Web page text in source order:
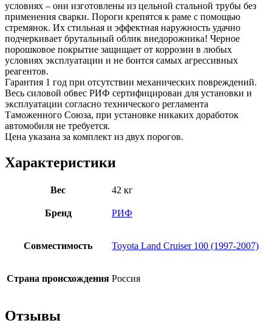
условиях – они изготовлены из цельной стальной трубы без
применения сварки. Пороги крепятся к раме с помощью
стремянок. Их стильная и эффектная наружность удачно
подчеркивает брутальный облик внедорожника! Черное
порошковое покрытие защищает от коррозии в любых
условиях эксплуатации и не боится самых агрессивных
реагентов.
Гарантия 1 год при отсутствии механических повреждений.
Весь силовой обвес РИФ сертифицирован для установки и
эксплуатации согласно технического регламента
Таможенного Союза, при установке никаких доработок
автомобиля не требуется.
Цена указана за комплект из двух порогов.
Характеристики
Вес 42 кг
Бренд РИФ
Совместимость Toyota Land Cruiser 100 (1997-2007)
Страна происхождения Россия
Отзывы